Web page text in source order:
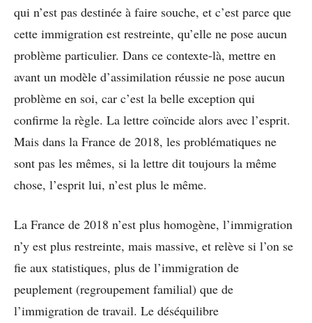
qui n’est pas destinée à faire souche, et c’est parce que
cette immigration est restreinte, qu’elle ne pose aucun
problème particulier. Dans ce contexte-là, mettre en
avant un modèle d’assimilation réussie ne pose aucun
problème en soi, car c’est la belle exception qui
confirme la règle. La lettre coïncide alors avec l’esprit.
Mais dans la France de 2018, les problématiques ne
sont pas les mêmes, si la lettre dit toujours la même
chose, l’esprit lui, n’est plus le même.
La France de 2018 n’est plus homogène, l’immigration
n’y est plus restreinte, mais massive, et relève si l’on se
fie aux statistiques, plus de l’immigration de
peuplement (regroupement familial) que de
l’immigration de travail. Le déséquilibre